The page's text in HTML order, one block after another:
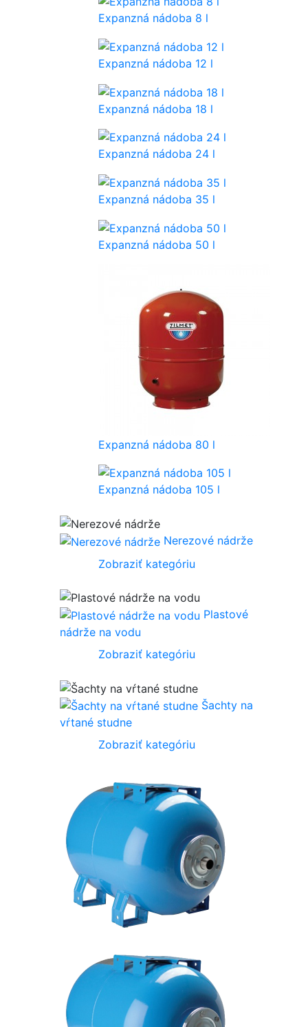
Expanzná nádoba 8 l
Expanzná nádoba 12 l
Expanzná nádoba 18 l
Expanzná nádoba 24 l
Expanzná nádoba 35 l
Expanzná nádoba 50 l
Expanzná nádoba 80 l
Expanzná nádoba 105 l
Nerezové nádrže
Zobraziť kategóriu
Plastové
nádrže na vodu
Zobraziť kategóriu
Šachty na
vŕtané studne
Zobraziť kategóriu